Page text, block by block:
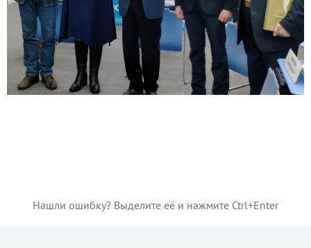
Нашли ошибку? Выделите её и нажмите Ctrl+Enter